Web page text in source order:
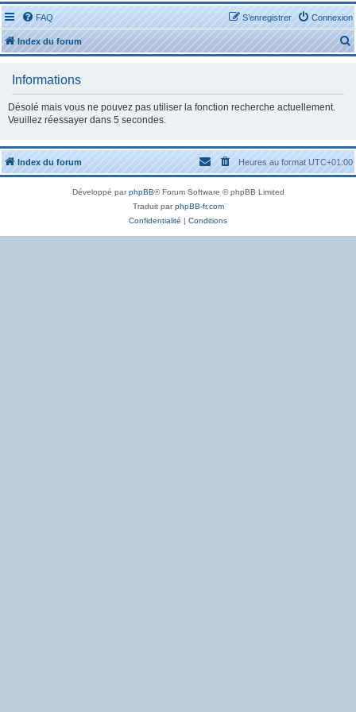
FAQ Connexion
S’enregistrer
Index du forum
e
c
h
Informations
Désolé mais vous ne pouvez pas utiliser la fonction recherche actuellement.
Veuillez réessayer dans 5 secondes.
Index du forum Heures au formatUTC+01:00
Développé parphpBB® Forum Software © phpBB Limited
Traduit parphpBB-fr.com
Confidentialité | Conditions